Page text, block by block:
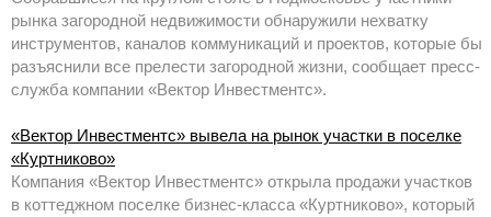
рынка загородной недвижимости обнаружили нехватку
инструментов, каналов коммуникаций и проектов, которые бы
разъяснили все прелести загородной жизни, сообщает пресс-
служба компании «Вектор Инвестментс».
«Вектор Инвестментс» вывела на рынок участки в поселке
«Куртниково»
Компания «Вектор Инвестментс» открыла продажи участков
в коттеджном поселке бизнес-класса «Куртниково», который